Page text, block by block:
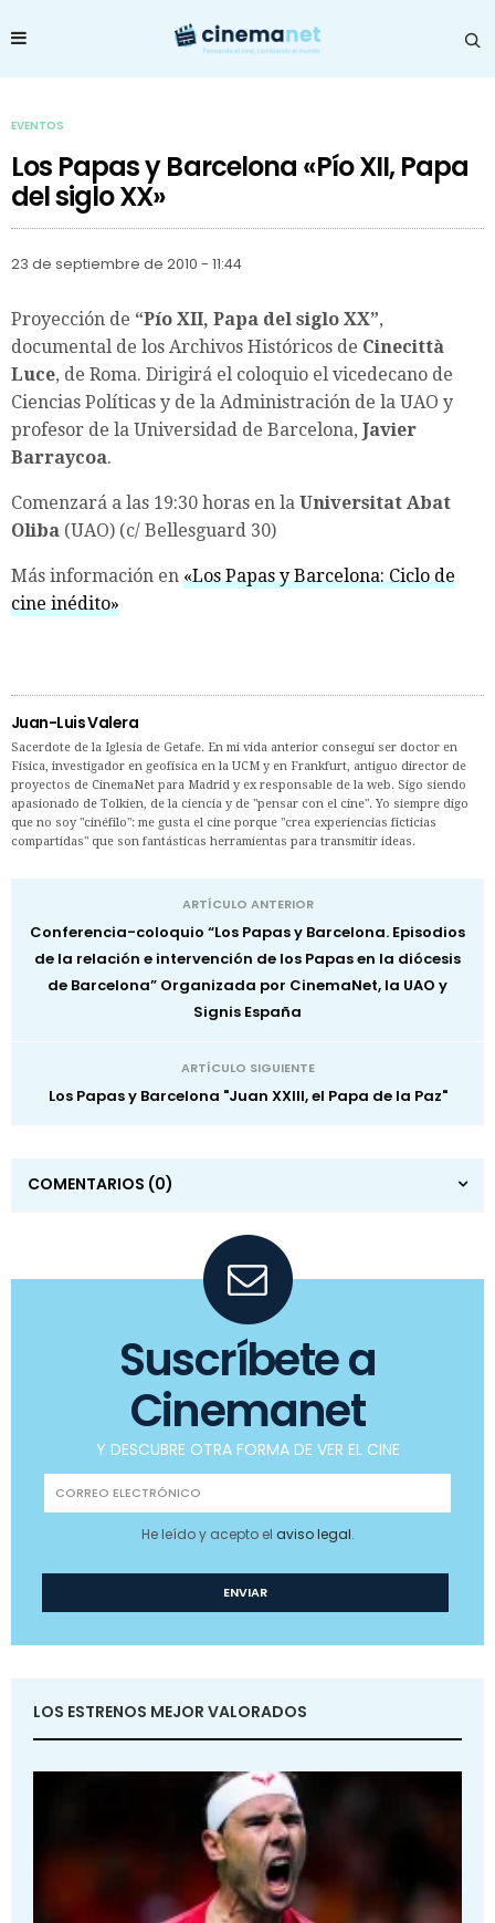
EVENTOS
Los Papas y Barcelona «Pío XII, Papa
del siglo XX»
23 de septiembre de 2010 - 11:44
Proyección de “Pío XII, Papa del siglo XX”,
documental de los Archivos Históricos de Cinecittà
Luce, de Roma. Dirigirá el coloquio el vicedecano de
Ciencias Políticas y de la Administración de la UAO y
profesor de la Universidad de Barcelona, Javier
Barraycoa.
Comenzará a las 19:30 horas en la Universitat Abat
Oliba (UAO) (c/ Bellesguard 30)
Más información en «Los Papas y Barcelona: Ciclo de
cine inédito»
Juan-Luis Valera
Sacerdote de la Iglesia de Getafe. En mi vida anterior conseguí ser doctor en
Física, investigador en geofísica en la UCM y en Frankfurt, antiguo director de
proyectos de CinemaNet para Madrid y ex responsable de la web. Sigo siendo
apasionado de Tolkien, de la ciencia y de "pensar con el cine". Yo siempre digo
que no soy "cinéfilo": me gusta el cine porque "crea experiencias ficticias
compartidas" que son fantásticas herramientas para transmitir ideas.
ARTÍCULO ANTERIOR
Conferencia-coloquio “Los Papas y Barcelona. Episodios
de la relación e intervención de los Papas en la diócesis
de Barcelona” Organizada por CinemaNet, la UAO y
Signis España
ARTÍCULO SIGUIENTE
Los Papas y Barcelona "Juan XXIII, el Papa de la Paz"
COMENTARIOS (0)
Suscríbete a
Cinemanet
Y DESCUBRE OTRA FORMA DE VER EL CINE
He leído y acepto el aviso legal.
LOS ESTRENOS MEJOR VALORADOS